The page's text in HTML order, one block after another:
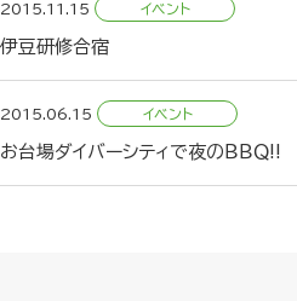
2015.11.15
伊豆研修合宿
2015.06.15
お台場ダイバーシティで夜のＢＢＱ!!